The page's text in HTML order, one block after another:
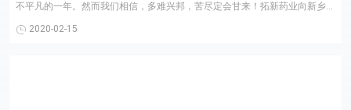
不平凡的一年。然而我们相信，多难兴邦，苦尽定会甘来！拓新药业向新乡高
新区慈善协会捐赠500......
2020-02-15